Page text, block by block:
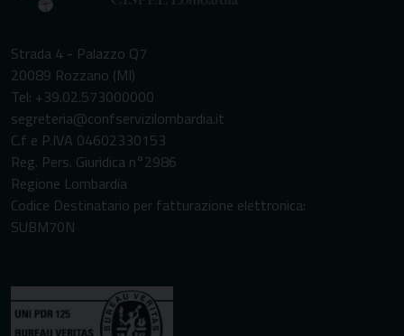
Strada 4 - Palazzo Q7
20089 Rozzano (MI)
Tel: +39.02.573000000
segreteria@confservizilombardia.it
C.f e P.IVA 04602330153
Reg. Pers. Giuridica n°2986
Regione Lombardia
Codice Destinatario per fatturazione elettronica:
SUBM70N